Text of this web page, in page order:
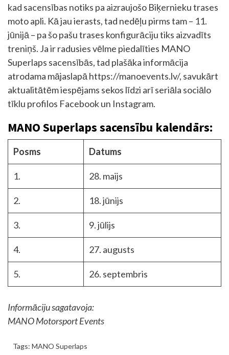
kad sacensības notiks pa aizraujošo Biķernieku trases
moto apli. Kā jau ierasts, tad nedēļu pirms tam – 11.
jūnijā – pa šo pašu trases konfigurāciju tiks aizvadīts
treniņš. Ja ir radusies vēlme piedalīties MANO
Superlaps sacensībās, tad plašāka informācija
atrodama mājaslapā https://manoevents.lv/, savukārt
aktualitātēm iespējams sekos līdzi arī seriāla sociālo
tīklu profilos Facebook un Instagram.
MANO Superlaps sacensību kalendārs:
Posms Datums
1. 28. maijs
2. 18. jūnijs
3. 9. jūlijs
4. 27. augusts
5. 26. septembris
Informāciju sagatavoja:
MANO Motorsport Events
Tags: MANO Superlaps